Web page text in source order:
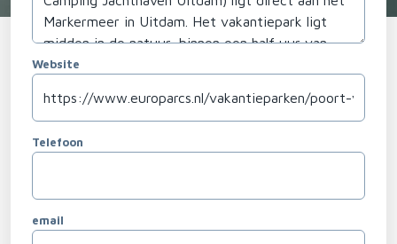
Website
Telefoon
email